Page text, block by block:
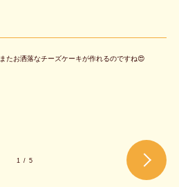
たお洒落なチーズケーキが作れるのですね😍
1 / 5